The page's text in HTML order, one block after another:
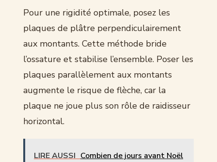
Pour une rigidité optimale, posez les
plaques de plâtre perpendiculairement
aux montants. Cette méthode bride
l’ossature et stabilise l’ensemble. Poser les
plaques parallèlement aux montants
augmente le risque de flèche, car la
plaque ne joue plus son rôle de raidisseur
horizontal.
LIRE AUSSI Combien de jours avant Noël